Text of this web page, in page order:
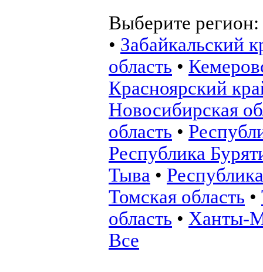
Выберите регион:
• Забайкальский
область •
Красноярский
Новосибирская
область •
Республика
Тыва •
Томская область •
область • Ханты-
Все